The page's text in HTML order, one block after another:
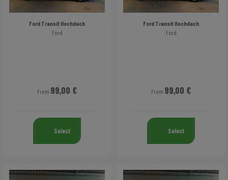
Ford Transit Hochdach
Ford
From 99,00 €
Select
Ford Transit Hochdach
Ford
From 99,00 €
Select